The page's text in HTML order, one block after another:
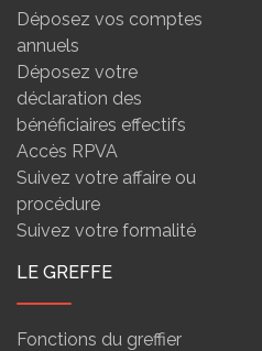
Déposez vos comptes
annuels
Déposez votre
déclaration des
bénéficiaires effectifs
Accès RPVA
Suivez votre affaire ou
procédure
Suivez votre formalité
LE GREFFE
Fonctions du greffier